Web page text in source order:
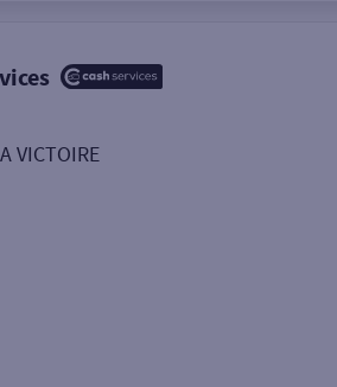
Retrait de billets €
VICTOIRE